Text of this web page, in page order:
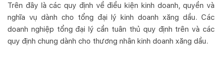
Trên đây là các quy định về điều kiện kinh doanh, quyền và
nghĩa vụ dành cho tổng đại lý kinh doanh xăng dầu. Các
doanh nghiệp tổng đại lý cần tuân thủ quy định trên và các
quy định chung dành cho thương nhân kinh doanh xăng dầu.